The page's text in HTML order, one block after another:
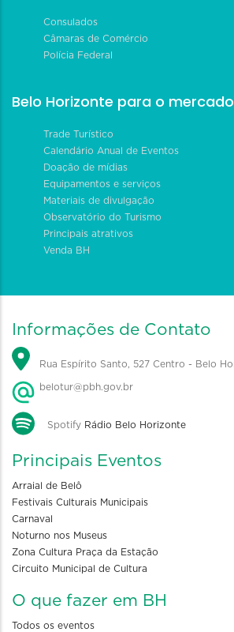
Consulados
Câmaras de Comércio
Polícia Federal
Belo Horizonte para o mercado
Trade Turístico
Calendário Anual de Eventos
Doação de mídias
Equipamentos e serviços
Materiais de divulgação
Observatório do Turismo
Principais atrativos
Venda BH
Informações de Contato
Rua Espírito Santo, 527 Centro - Belo
belotur@pbh.gov.br
Spotify Rádio Belo Horizonte
Principais Eventos
Arraial de Belô
Festivais Culturais Municipais
Carnaval
Noturno nos Museus
Zona Cultura Praça da Estação
Circuito Municipal de Cultura
O que fazer em BH
Todos os eventos